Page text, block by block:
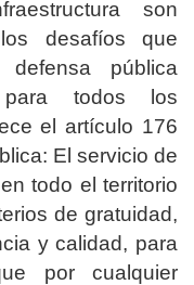
son
desafíos que
pública
todos los
el artículo 176
El servicio de
todo el territorio
de gratuidad,
y calidad, para
por cualquier